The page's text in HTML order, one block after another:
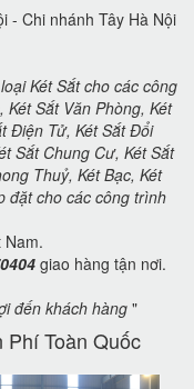
- Chi nhánh Tây Hà Nội
Két Sắt cho các công
Sắt Văn Phòng, Két
Điện Tử, Két Sắt Đổi
Sắt Chung Cư, Két Sắt
Thuỷ, Két Bạc, Két
đặt cho các công trình
Nam.
giao hàng tận nơi.
đến khách hàng "
Phí Toàn Quốc